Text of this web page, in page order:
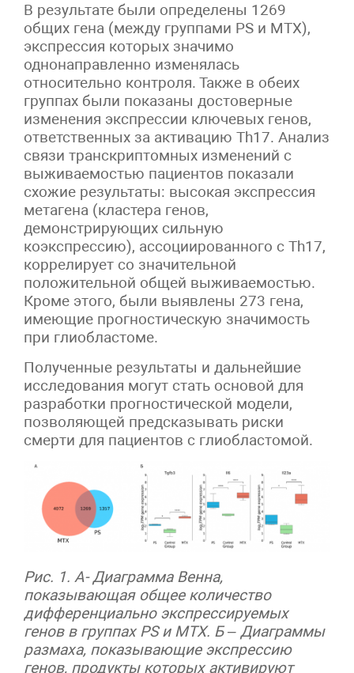
В результате были определены 1269
общих гена (между группами PS и MTX),
экспрессия которых значимо
однонаправленно изменялась
относительно контроля. Также в обеих
группах были показаны достоверные
изменения экспрессии ключевых генов,
ответственных за активацию Th17. Анализ
связи транскриптомных изменений с
выживаемостью пациентов показали
схожие результаты: высокая экспрессия
метагена (кластера генов,
демонстрирующих сильную
коэкспрессию), ассоциированного с Th17,
коррелирует со значительной
положительной общей выживаемостью.
Кроме этого, были выявлены 273 гена,
имеющие прогностическую значимость
при глиобластоме.
Полученные результаты и дальнейшие
исследования могут стать основой для
разработки прогностической модели,
позволяющей предсказывать риски
смерти для пациентов с глиобластомой.
Рис. 1. А- Диаграмма Венна,
показывающая общее количество
дифференциально экспрессируемых
генов в группах PS и MTX. Б – Диаграммы
размаха, показывающие экспрессию
генов, продукты которых активируют